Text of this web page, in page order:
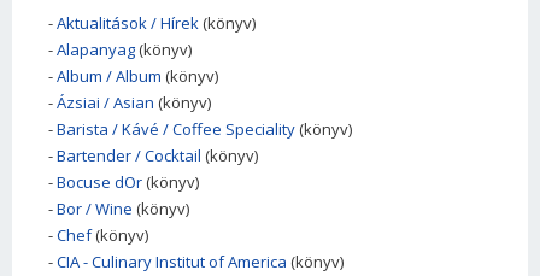
-Aktualitások / Hírek (könyv)
-Alapanyag (könyv)
-Album / Album (könyv)
-Ázsiai / Asian (könyv)
-Barista / Kávé / Coffee Speciality (könyv)
-Bartender / Cocktail (könyv)
-Bocuse dOr (könyv)
-Bor / Wine (könyv)
-Chef(könyv)
-CIA - Culinary Institut of America (könyv)